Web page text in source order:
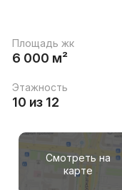
Площадь жк
6 000 м²
Этажность
10 из 12
Смотреть на
карте